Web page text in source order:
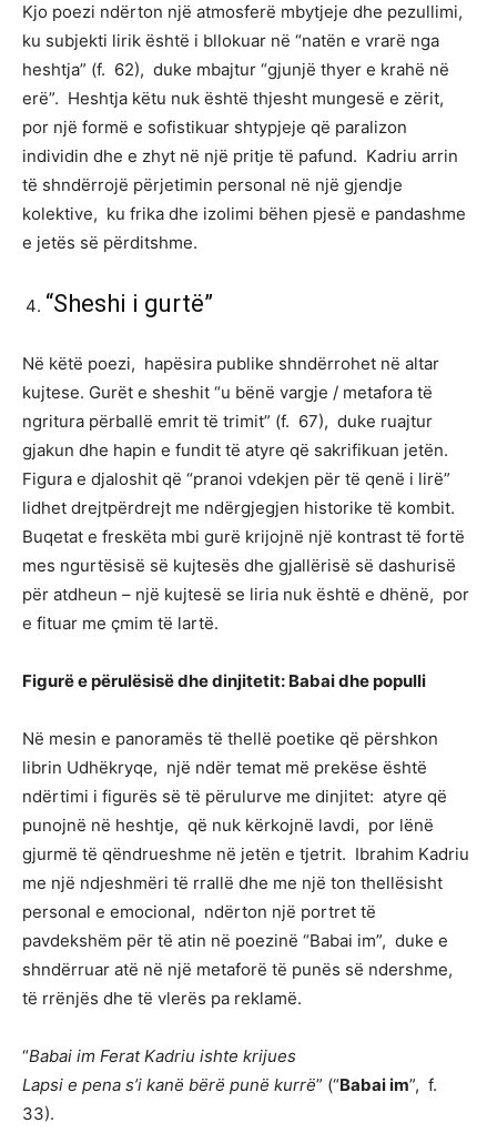
Kjo poezi ndërton një atmosferë mbytjeje dhe pezullimi,
ku subjekti lirik është i bllokuar në “natën e vrarë nga
heshtja” (f. 62), duke mbajtur “gjunjë thyer e krahë në
erë”. Heshtja këtu nuk është thjesht mungesë e zërit,
por një formë e sofistikuar shtypjeje që paralizon
individin dhe e zhyt në një pritje të pafund. Kadriu arrin
të shndërrojë përjetimin personal në një gjendje
kolektive, ku frika dhe izolimi bëhen pjesë e pandashme
e jetës së përditshme.
“Sheshi i gurtë”
Në këtë poezi, hapësira publike shndërrohet në altar
kujtese. Gurët e sheshit “u bënë vargje / metafora të
ngritura përballë emrit të trimit” (f. 67), duke ruajtur
gjakun dhe hapin e fundit të atyre që sakrifikuan jetën.
Figura e djaloshit që “pranoi vdekjen për të qenë i lirë”
lidhet drejtpërdrejt me ndërgjegjen historike të kombit.
Buqetat e freskëta mbi gurë krijojnë një kontrast të fortë
mes ngurtësisë së kujtesës dhe gjallërisë së dashurisë
për atdheun – një kujtesë se liria nuk është e dhënë, por
e fituar me çmim të lartë.
Figurë e përulësisë dhe dinjitetit: Babai dhe populli
Në mesin e panoramës të thellë poetike që përshkon
librin Udhëkryqe, një ndër temat më prekëse është
ndërtimi i figurës së të përulurve me dinjitet: atyre që
punojnë në heshtje, që nuk kërkojnë lavdi, por lënë
gjurmë të qëndrueshme në jetën e tjetrit. Ibrahim Kadriu
me një ndjeshmëri të rrallë dhe me një ton thellësisht
personal e emocional, ndërton një portret të
pavdekshëm për të atin në poezinë “Babai im”, duke e
shndërruar atë në një metaforë të punës së ndershme,
të rrënjës dhe të vlerës pa reklamë.
“Babai im Ferat Kadriu ishte krijues
Lapsi e pena s’i kanë bërë punë kurrë” (“Babai im”, f.
33).